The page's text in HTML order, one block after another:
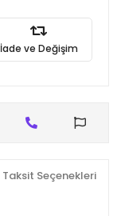
İade ve Değişim
Taksit Seçenekleri